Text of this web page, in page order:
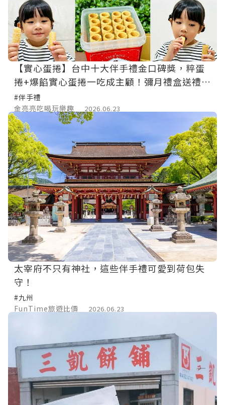
【實心蛋捲】台中十大伴手禮金口碑獎，粹蛋
捲+爆餡實心蛋捲一吃成主顧！彌月禮盒送禮推
薦
#伴手禮
金亮亮吃喝玩樂趣
2026.06.23
太宰府不只有神社，這些伴手禮可愛到荷包失
守！
#九州
FunTime旅遊比價
2026.06.23